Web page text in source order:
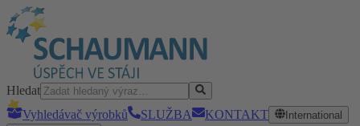
Hledat
Vyhledávač výrobků
SLUŽBA KONTAKT
International